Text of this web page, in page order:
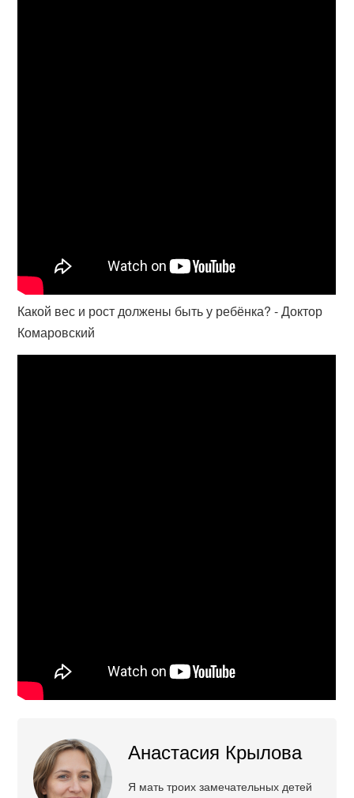
Какой вес и рост должены быть у ребёнка? - Доктор
Комаровский
Анастасия Крылова
Я мать троих замечательных детей